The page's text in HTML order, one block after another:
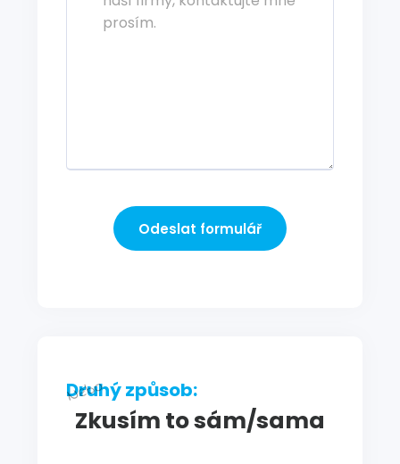
Odeslat formulář
Druhý způsob:
Zkusím to sám/sama